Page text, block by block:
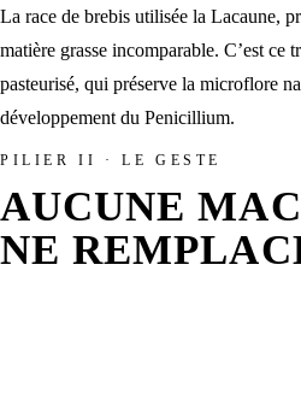
La race de brebis utilisée la Lacaune,
matière grasse incomparable. C’est ce
pasteurisé, qui préserve la microflore
développement du Penicillium.
PILIER II · LE GESTE
AUCUNE
NE